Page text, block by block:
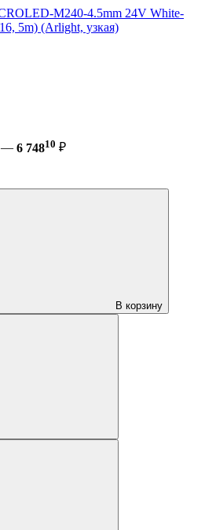
M240-4.5mm 24V White-
5m) (Arlight, узкая)
— 6 74810 ₽
В корзину